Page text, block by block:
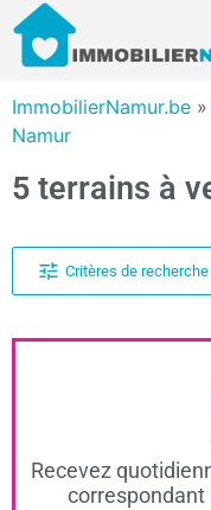
ImmobilierNamur.be »
Namur
5 terrains à
Critères de recherche
Recevez
correspondant